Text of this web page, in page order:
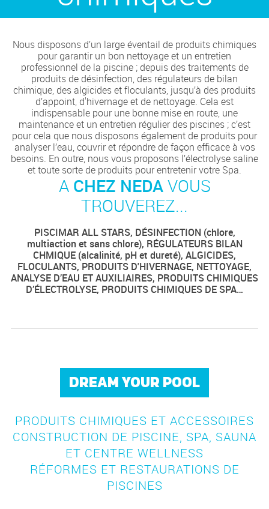
Nous disposons d’un large éventail de produits chimiques
pour garantir un bon nettoyage et un entretien
professionnel de la piscine ; depuis des traitements de
produits de désinfection, des régulateurs de bilan
chimique, des algicides et floculants, jusqu’à des produits
d’appoint, d'hivernage et de nettoyage. Cela est
indispensable pour une bonne mise en route, une
maintenance et un entretien régulier des piscines ; c’est
pour cela que nous disposons également de produits pour
analyser l’eau, couvrir et répondre de façon efficace à vos
besoins. En outre, nous vous proposons l’électrolyse saline
et toute sorte de produits pour entretenir votre Spa.
A CHEZ NEDAVOUS
TROUVEREZ...
PISCIMAR ALL STARS, DÉSINFECTION (chlore,
multiaction et sans chlore), RÉGULATEURS BILAN
CHMIQUE (alcalinité, pH et dureté), ALGICIDES,
FLOCULANTS, PRODUITS D'HIVERNAGE, NETTOYAGE,
ANALYSE D’EAU ET AUXILIAIRES, PRODUITS CHIMIQUES
D’ÉLECTROLYSE, PRODUITS CHIMIQUES DE SPA…
DREAM YOUR POOL
PRODUITS CHIMIQUES ET ACCESSOIRES
CONSTRUCTION DE PISCINE, SPA, SAUNA
ET CENTRE WELLNESS
RÉFORMES ET RESTAURATIONS DE
PISCINES